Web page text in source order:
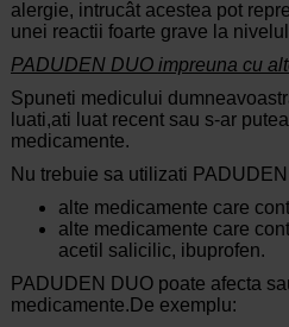
alergie, intrucât acestea pot
unei reactii foarte grave la
PADUDEN DUO impreuna cu
Spuneti medicului
luati,ati luat recent sau s-ar
medicamente.
Nu trebuie sa utilizati
alte medicamente care
alte medicamente care
acetil salicilic, ibuprofen.
PADUDEN DUO poate afecta
medicamente.De exemplu: